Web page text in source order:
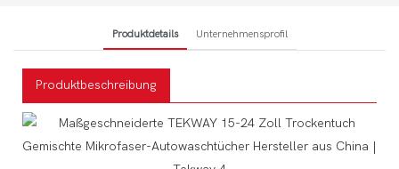
Produktdetails Unternehmensprofil
Produktbeschreibung